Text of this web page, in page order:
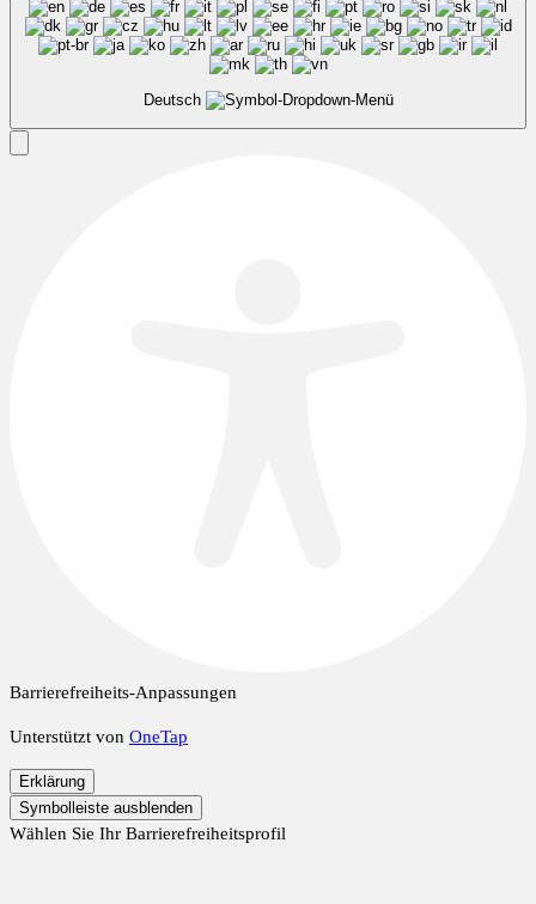
Deutsch
Barrierefreiheits-Anpassungen
Unterstützt von OneTap
Erklärung
Symbolleiste ausblenden
Wählen Sie Ihr Barrierefreiheitsprofil